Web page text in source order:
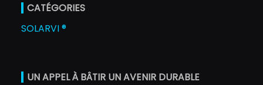
CATÉGORIES
SOLARVI ®
UN APPEL À BÂTIR UN AVENIR DURABLE